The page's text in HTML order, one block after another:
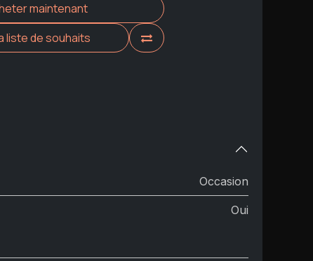
maintenant
liste de souhaits
Occasion
Oui